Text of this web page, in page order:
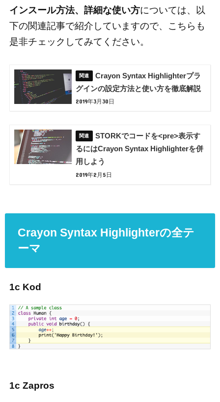
インスール方法、詳細な使い方については、以
下の関連記事で紹介していますので、こちらも
是非チェックしてみてください。
Crayon Syntax Highlighterプラ
グインの設定方法と使い方を徹底解説
2019年3月30日
STORKでコードを<pre>表示す
るにはCrayon Syntax Highlighterを併
用しよう
2019年2月5日
Crayon Syntax Highlighterの全テ
ーマ
1c Kod
1c Zapros